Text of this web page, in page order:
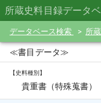
所蔵史料目録データベ
データベース検索 所
≪書目データ≫
【史料種別】
貴重書（特殊蒐書）